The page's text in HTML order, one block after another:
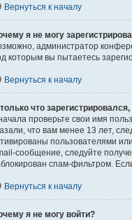
Вернуться к началу
я не могу
администратор
которым вы пытаетесь
Вернуться к началу
что
проверьте свои имя
что вам менее 13 лет,
пользователями
сообщение, следуйте
спам-фильтром.
Вернуться к началу
я не могу войти?